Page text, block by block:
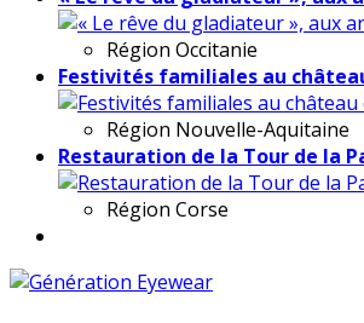
Région Occitanie
Festivités familiales au
Région Nouvelle-Aquitaine
Restauration de la Tour de la
Région Corse